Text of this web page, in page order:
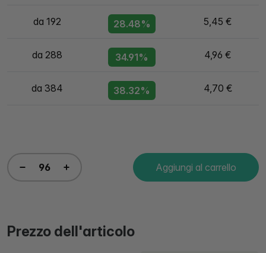
da 192 28.48% 5,45 €
da 288 34.91% 4,96 €
da 384 38.32% 4,70 €
Aggiungi al carrello
Prezzo dell'articolo